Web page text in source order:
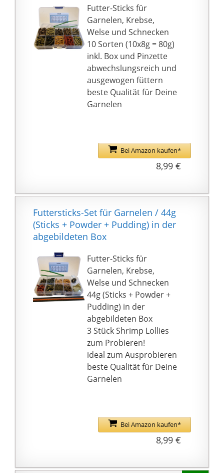
Futter-Sticks für
Garnelen, Krebse,
Welse und Schnecken
10 Sorten (10x8g = 80g)
inkl. Box und Pinzette
abwechslungsreich und
ausgewogen füttern
beste Qualität für Deine
Garnelen
Bei Amazon kaufen*
8,99 €
Futtersticks-Set für Garnelen / 44g
(Sticks + Powder + Pudding) in der
abgebildeten Box
Futter-Sticks für
Garnelen, Krebse,
Welse und Schnecken
44g (Sticks + Powder +
Pudding) in der
abgebildeten Box
3 Stück Shrimp Lollies
zum Probieren!
ideal zum Ausprobieren
beste Qualität für Deine
Garnelen
Bei Amazon kaufen*
8,99 €